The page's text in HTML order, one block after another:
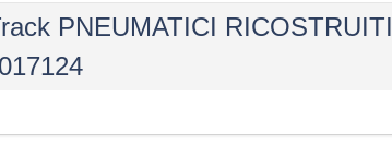
PNEUMATICI RICOSTRUITI